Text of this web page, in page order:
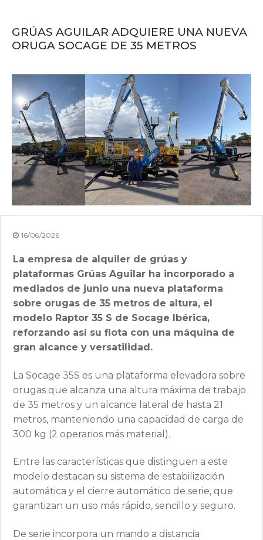
GRÚAS AGUILAR ADQUIERE UNA NUEVA
ORUGA SOCAGE DE 35 METROS
16/06/2026
La empresa de alquiler de grúas y
plataformas Grúas Aguilar ha incorporado a
mediados de junio una nueva plataforma
sobre orugas de 35 metros de altura, el
modelo Raptor 35 S de Socage Ibérica,
reforzando así su flota con una máquina de
gran alcance y versatilidad.
La Socage 35S es una plataforma elevadora sobre
orugas que alcanza una altura máxima de trabajo
de 35 metros y un alcance lateral de hasta 21
metros, manteniendo una capacidad de carga de
300 kg (2 operarios más material).
Entre las características que distinguen a este
modelo destacan su sistema de estabilización
automática y el cierre automático de serie, que
garantizan un uso más rápido, sencillo y seguro.
De serie incorpora un mando a distancia